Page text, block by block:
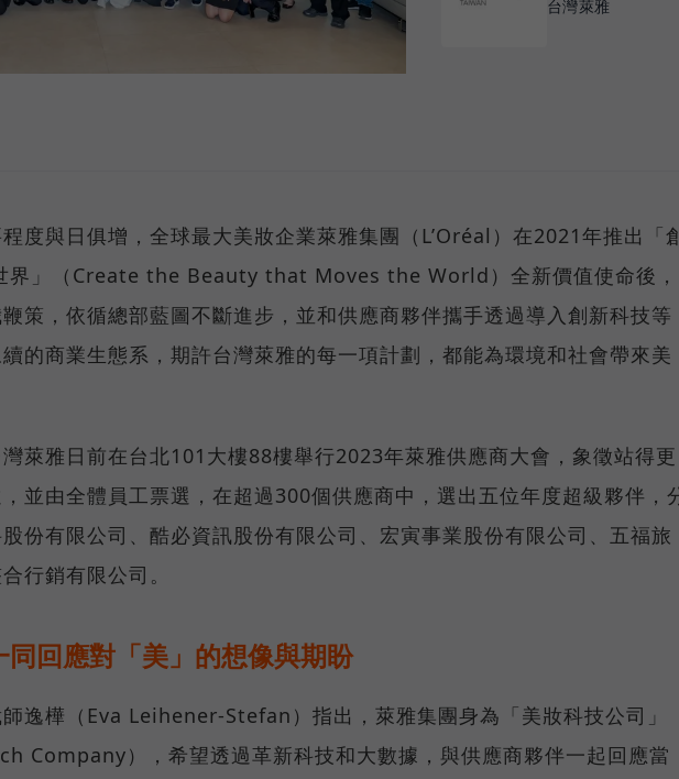
台灣萊雅
度與日俱增，全球最大美妝企業萊雅集團（L’Oréal）在2021年推出「
界」（Create the Beauty that Moves the World）全新價值使命後，
策，依循總部藍圖不斷進步，並和供應商夥伴攜手透過導入創新科技等
的商業生態系，期許台灣萊雅的每一項計劃，都能為環境和社會帶來美
萊雅日前在台北101大樓88樓舉行2023年萊雅供應商大會，象徵站得更
並由全體員工票選，在超過300個供應商中，選出五位年度超級夥伴，
份有限公司、酷必資訊股份有限公司、宏寅事業股份有限公司、五福旅
行銷有限公司。
同回應對「美」的想像與期盼
逸樺（Eva Leihener-Stefan）指出，萊雅集團身為「美妝科技公司」
Company），希望透過革新科技和大數據，與供應商夥伴一起回應當